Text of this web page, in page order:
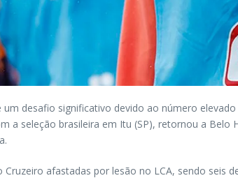
desafio significativo devido ao número
a seleção brasileira em Itu (SP), retornou a
afastadas por lesão no LCA, sendo